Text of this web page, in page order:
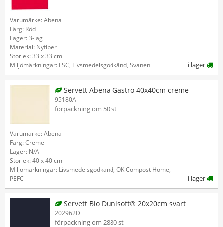
Varumärke: Abena
Färg: Röd
Lager: 3-lag
Material: Nyfiber
Storlek: 33 x 33 cm
Miljömärkningar: FSC, Livsmedelsgodkänd, Svanen
i lager
Servett Abena Gastro 40x40cm creme
95180A
förpackning om 50 st
Varumärke: Abena
Färg: Creme
Lager: N/A
Storlek: 40 x 40 cm
Miljömärkningar: Livsmedelsgodkänd, OK Compost Home,
PEFC
i lager
Servett Bio Dunisoft® 20x20cm svart
202962D
förpackning om 2880 st